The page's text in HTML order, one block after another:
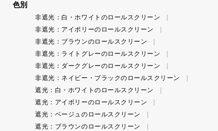
色別
非遮光：白・ホワイトのロールスクリーン
非遮光：アイボリーのロールスクリーン
非遮光：ブラウンのロールスクリーン
非遮光：ライトグレーのロールスクリーン
非遮光：ダークグレーのロールスクリーン
非遮光：ネイビー・ブラックのロールスクリーン
遮光：白・ホワイトのロールスクリーン
遮光：アイボリーのロールスクリーン
遮光：ベージュのロールスクリーン
遮光：ブラウンのロールスクリーン